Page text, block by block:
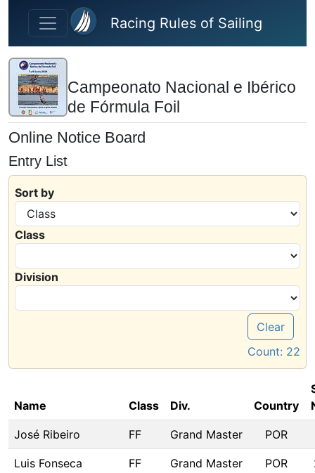
Skip to main content
Racing Rules of Sailing
Campeonato Nacional e Ibérico
de Fórmula Foil
Online Notice Board
Entry List
Sort by
Class
Division
Clear
Count: 22
Name Class Div. Country
José Ribeiro FF Grand Master POR
Luis Fonseca FF Grand Master POR